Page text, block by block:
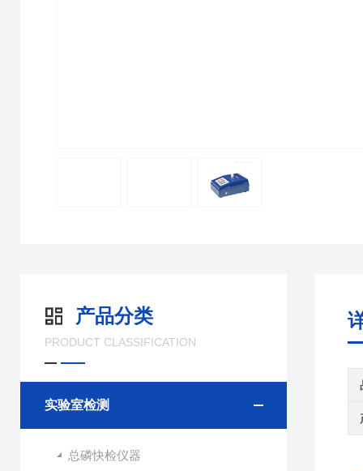
产品分类
PRODUCT CLASSIFICATION
实验室检测
总磷快检仪器